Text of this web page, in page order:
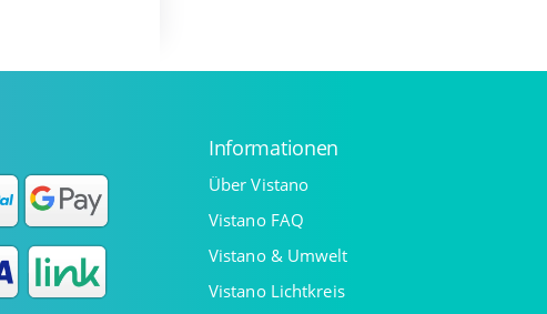
Informationen
Über Vistano
Vistano FAQ
Vistano & Umwelt
Vistano Lichtkreis